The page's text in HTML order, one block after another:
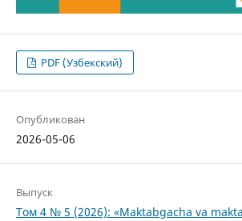
PDF (Узбекский)
Опубликован
2026-05-06
Выпуск
Том 4 № 5 (2026): «Maktabgacha va